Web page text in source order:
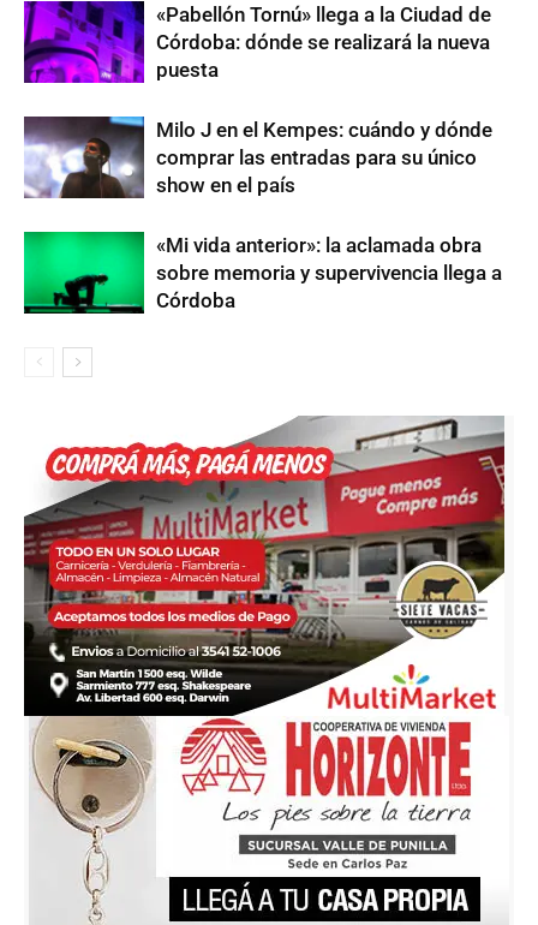
«Pabellón Tornú» llega a la Ciudad de
Córdoba: dónde se realizará la nueva
puesta
Milo J en el Kempes: cuándo y dónde
comprar las entradas para su único
show en el país
«Mi vida anterior»: la aclamada obra
sobre memoria y supervivencia llega a
Córdoba